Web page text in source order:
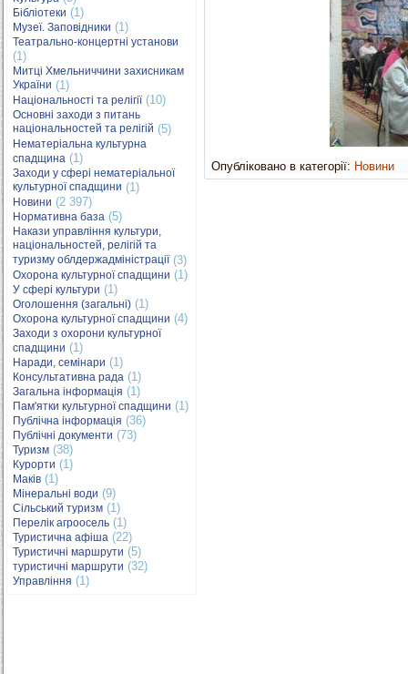
Бібліотеки (1)
Музеї. Заповідники (1)
Театрально-концертні установи
(1)
Митці Хмельниччини захисникам
України (1)
Національності та релігії(10)
Основні заходи з питань
національностей та релігій (5)
Нематеріальна культурна
спадщина (1)
Заходи у сфері нематеріальної
культурної спадщини (1)
Новини (2 397)
Нормативна база (5)
Накази управління культури,
національностей, релігій та
туризму облдержадміністрації(3)
Охорона культурної спадщини (1)
У сфері культури (1)
Оголошення (загальні) (1)
Охорона культурної спадщини (4)
Заходи з охорони культурної
спадщини (1)
Наради, семінари (1)
Консультативна рада (1)
Загальна інформація (1)
Пам'ятки культурної спадщини (1)
Публічна інформація (36)
Публічні документи (73)
Туризм (38)
Курорти (1)
Маків (1)
Мінеральні води (9)
Сільський туризм (1)
Перелік агроосель (1)
Туристична афіша (22)
Туристичні маршрути (5)
туристичні маршрути (32)
Управління (1)
Опубліковано в категорії: Новини